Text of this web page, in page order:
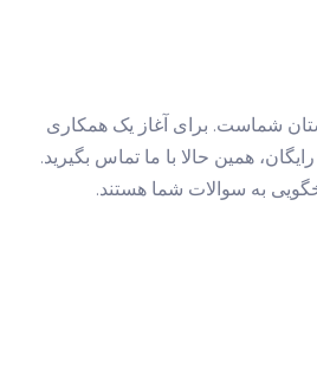
شماست. برای آغاز یک همکاری
همین حالا با ما تماس بگیرید.
به سوالات شما هستند.